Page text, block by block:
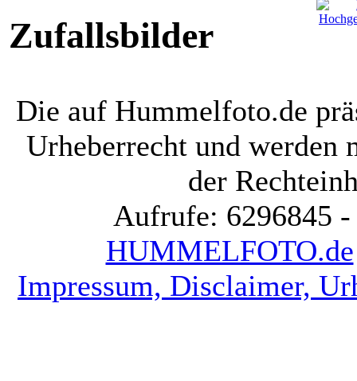
Zufallsbilder
Die auf Hummelfoto.de
Urheberrecht und werden
der
Aufrufe: 6296845
HUMMELFOTO.de
Impressum, Disclaimer,